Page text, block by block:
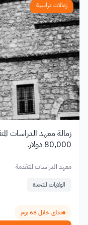
زمالات دراسية
80,000 دولار.
معهد الدراسات المتقدمة
الولايات المتحدة
تغلق خلال 68 يوم